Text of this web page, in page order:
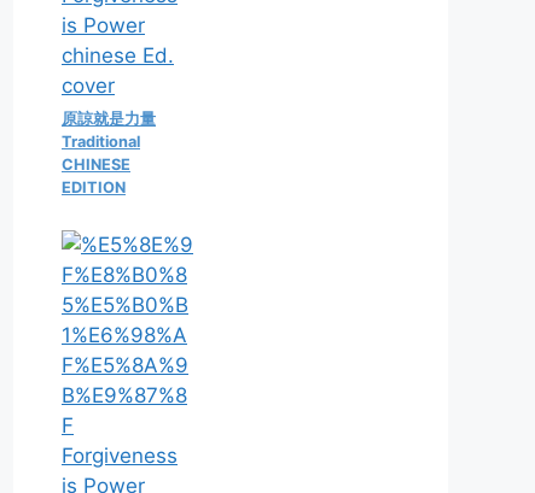
原諒就是力量
Traditional
CHINESE
EDITION